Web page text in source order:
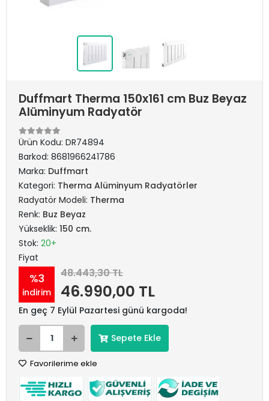
Duffmart Therma 150x161 cm Buz Beyaz
Alüminyum Radyatör
Ürün Kodu: DR74894
Barkod: 8681966241786
Marka: Duffmart
Kategori: Therma Alüminyum Radyatörler
Radyatör Modeli: Therma
Renk: Buz Beyaz
Yükseklik: 150 cm.
Stok: 20+
Fiyat
%3
indirim
48.443,30 TL
46.990,00 TL
En geç 7 Eylül Pazartesi günü kargoda!
Sepete Ekle
Favorilerime ekle